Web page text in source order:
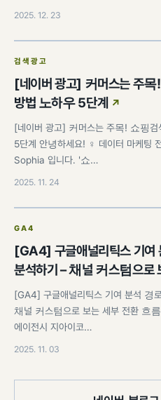
2025. 12. 23
검색광고
[네이버 광고] 커머스는 주
방법 노하우 5단계
[네이버 광고] 커머스는 주목! 쇼핑검
5단계 안녕하세요! ♀️ 데이터 마케팅
Sophia 입니다. '쇼…
2025. 11. 24
GA4
[GA4] 구글애널리틱스 기여
분석하기 – 채널 커스텀으로
[GA4] 구글애널리틱스 기여 분석 경
채널 커스텀으로 보는 세부 전환 흐
에이전시 지아이코…
2025. 11. 03